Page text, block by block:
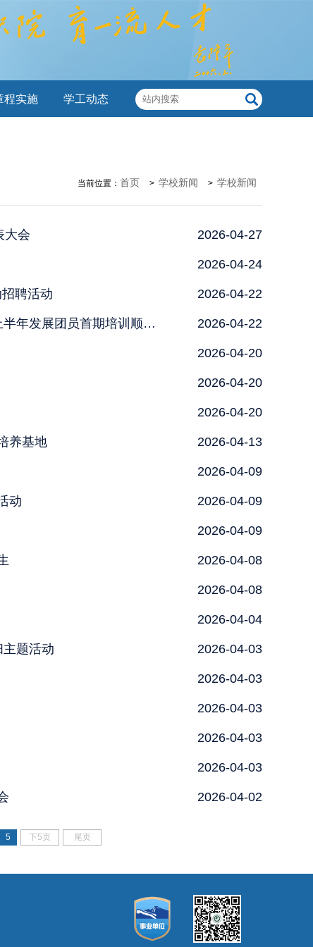
程实施 学工动态
当前位置： 首页 > 学校新闻 > 学校新闻
大会 2026-04-27
2026-04-24
聘活动 2026-04-22
扣好入团“第一粒扣子”：我校“金种子”团校开班仪式暨2026年上半年发展团员首期培训顺利举行 2026-04-22
2026-04-20
2026-04-20
2026-04-20
养基地 2026-04-13
2026-04-09
动 2026-04-09
2026-04-09
2026-04-08
2026-04-08
2026-04-04
题活动 2026-04-03
2026-04-03
2026-04-03
2026-04-03
2026-04-03
2026-04-02
5 下5页 尾页